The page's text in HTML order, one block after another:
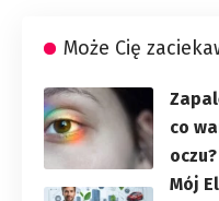
Może Cię
co
oczu?
Mój